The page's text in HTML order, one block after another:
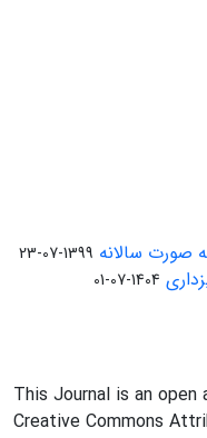
صورت سالانه 1399-07-23
1404-07-01
This Journal is an
Creative Commons